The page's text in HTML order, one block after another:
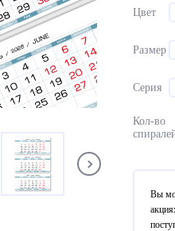
Цвет
Размер
Серия
Кол-во
Вы